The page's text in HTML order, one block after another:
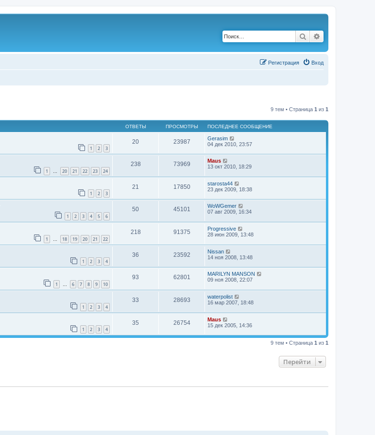
Поиск
Вход
Регистрация
9 тем • Страница 1 из 1
ОТВЕТЫ ПРОСМОТРЫ ПОСЛЕДНЕЕ СООБЩЕНИЕ
1 2 3
20 23987
Gerasim
04 дек 2010, 23:57
1 … 20 21 22 23 24
238 73969
Maus
13 окт 2010, 18:29
1 2 3
21 17850
starosta44
23 дек 2009, 18:38
1 2 3 4 5 6
50 45101
WoWGemer
07 авг 2009, 16:34
1 … 18 19 20 21 22
218 91375
Progressive
28 июн 2009, 13:48
1 2 3 4
36 23592
Nissan
14 ноя 2008, 13:48
1 … 6 7 8 9 10
93 62801
MARILYN MANSON
09 ноя 2008, 22:07
1 2 3 4
33 28693
waterpolist
16 мар 2007, 18:48
1 2 3 4
35 26754
Maus
15 дек 2005, 14:36
9 тем • Страница 1 из 1
Перейти